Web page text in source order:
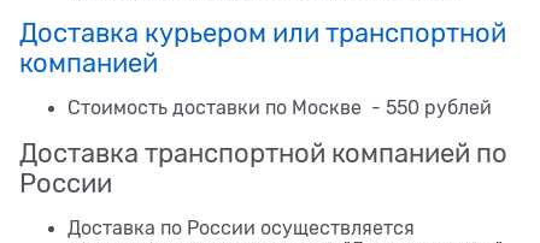
Доставка курьером или транспортной
компанией
Стоимость доставки по Москве - 550 рублей
Доставка транспортной компанией по
России
Доставка по России осуществляется